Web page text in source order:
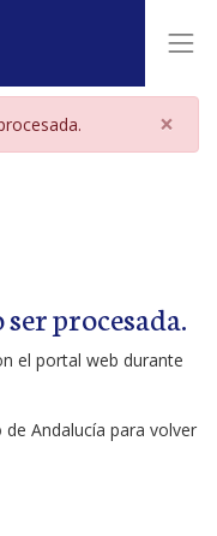
×
procesada.
el portal web durante
Andalucía para volver